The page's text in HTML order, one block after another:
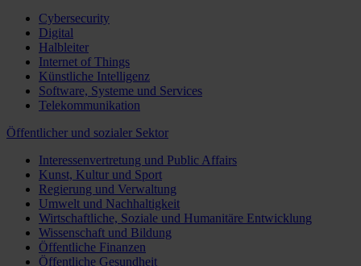
Cybersecurity
Digital
Halbleiter
Internet of Things
Künstliche Intelligenz
Software, Systeme und Services
Telekommunikation
Öffentlicher und sozialer Sektor
Interessenvertretung und Public Affairs
Kunst, Kultur und Sport
Regierung und Verwaltung
Umwelt und Nachhaltigkeit
Wirtschaftliche, Soziale und Humanitäre Entwicklung
Wissenschaft und Bildung
Öffentliche Finanzen
Öffentliche Gesundheit